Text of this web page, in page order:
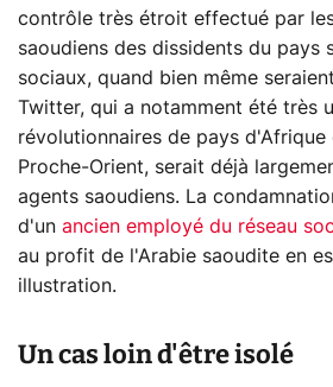
contrôle très étroit effectué par
saoudiens des dissidents du pays
sociaux, quand bien même
Twitter, qui a notamment été très
révolutionnaires de pays d'Afrique
Proche-Orient, serait déjà
agents saoudiens. La
d'un ancien employé du réseau
au profit de l'Arabie saoudite en
illustration.
Un cas loin d'être isolé